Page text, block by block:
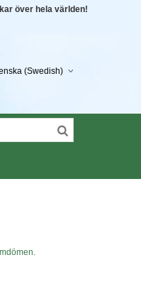
över hela världen!
(Swedish)